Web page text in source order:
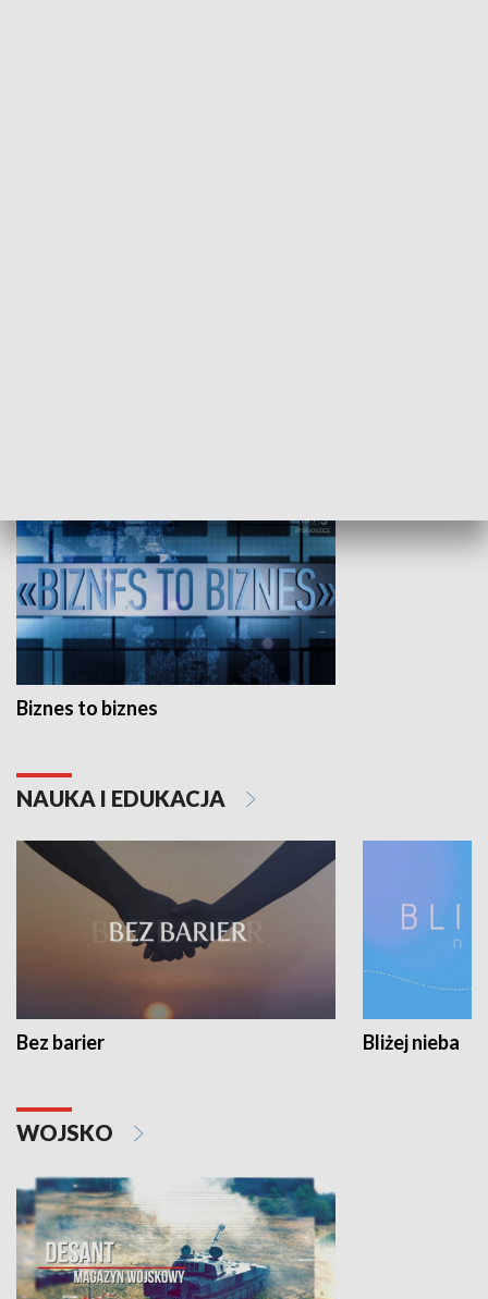
Biznes to biznes
NAUKA I EDUKACJA
Bez barier Bliżej nieba
WOJSKO